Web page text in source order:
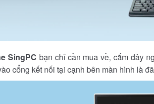
SingPC bạn chỉ cần mua về, cắm dây
cổng kết nối tại cạnh bên màn hình là